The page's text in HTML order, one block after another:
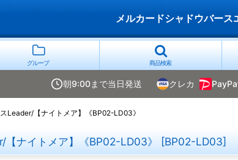
メルカードシャドウバース
グループ 商品検索
朝9:00まで当日発送 クレカ
Leader/【ナイトメア】《BP02-LD03》
ナイトメア】《BP02-LD03》 [BP02-LD03]